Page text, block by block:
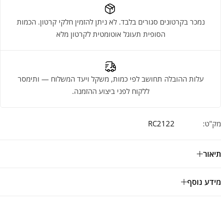
נמכר בקרטונים סגורים בלבד. לא ניתן להזמין חלקי קרטון. הכמות
הסופית תעוגל אוטומטית לקרטון מלא
עלות ההובלה תחושב לפי כמות, משקל ויעד המשלוח — ותימסר
ללקוח לפני ביצוע ההזמנה.
מק"ט: RC2122
תיאור
מידע נוסף